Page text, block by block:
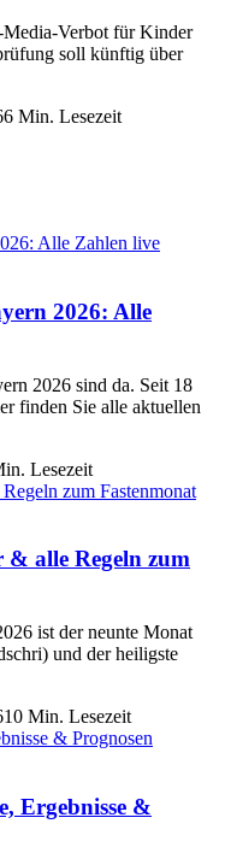
Verbot für Kinder
soll künftig über
6 Min. Lesezeit
2026: Alle
2026 sind da. Seit 18
finden Sie alle aktuellen
Lesezeit
alle Regeln zum
ist der neunte Monat
und der heiligste
10 Min. Lesezeit
Ergebnisse &